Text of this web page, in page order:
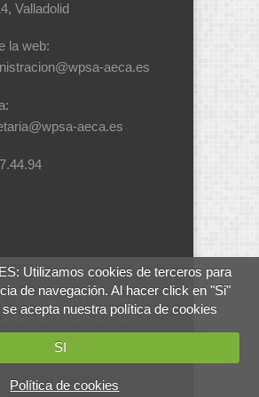
Utilizamos cookies de terceros para
de navegación. Al hacer click en "Si"
acepta nuestra política de cookies
SI
Política de cookies
Valladolid
la web:
aeca.es
aeca.es
- Asociación Española de
Avícola | WPSA - World's
Science Association
por